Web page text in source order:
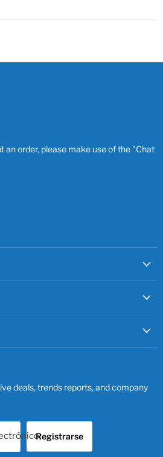
an order, please make use of the "Chat
deals, trends reports, and company
Registrarse